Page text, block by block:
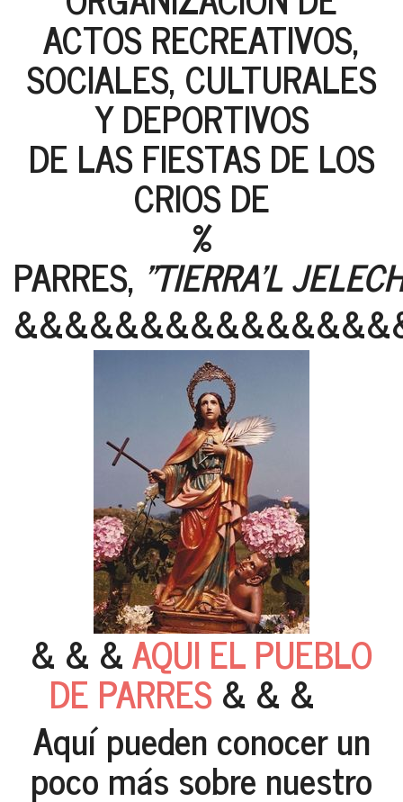
ACTOS RECREATIVOS,
SOCIALES, CULTURALES
Y DEPORTIVOS
DE LAS FIESTAS DE LOS
CRIOS DE
%
PARRES, "TIERRA'L
& & &AQUI EL PUEBLO
DE PARRES& & &
Aquí pueden conocer un
poco más sobre nuestro